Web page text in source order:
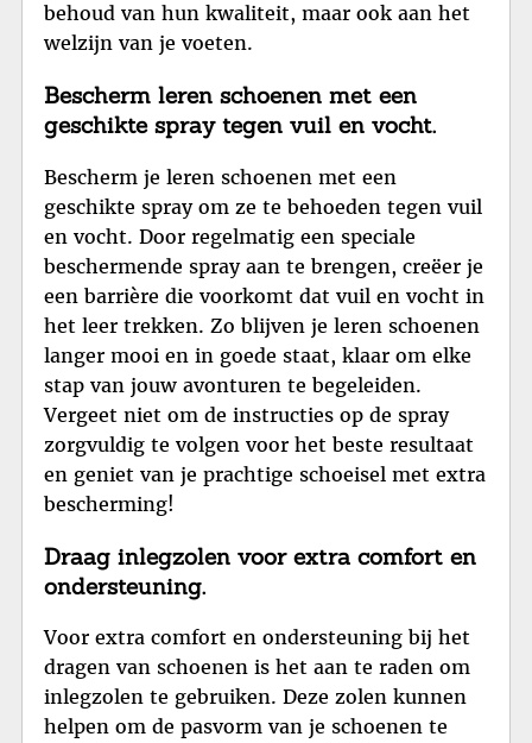
behoud van hun kwaliteit, maar ook aan het
welzijn van je voeten.
Bescherm leren schoenen met een
geschikte spray tegen vuil en vocht.
Bescherm je leren schoenen met een
geschikte spray om ze te behoeden tegen vuil
en vocht. Door regelmatig een speciale
beschermende spray aan te brengen, creëer je
een barrière die voorkomt dat vuil en vocht in
het leer trekken. Zo blijven je leren schoenen
langer mooi en in goede staat, klaar om elke
stap van jouw avonturen te begeleiden.
Vergeet niet om de instructies op de spray
zorgvuldig te volgen voor het beste resultaat
en geniet van je prachtige schoeisel met extra
bescherming!
Draag inlegzolen voor extra comfort en
ondersteuning.
Voor extra comfort en ondersteuning bij het
dragen van schoenen is het aan te raden om
inlegzolen te gebruiken. Deze zolen kunnen
helpen om de pasvorm van je schoenen te